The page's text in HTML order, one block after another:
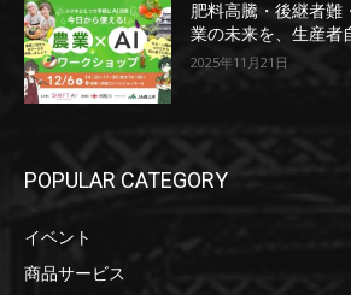
肥料高騰・後継者難
業の未来を、生産者
2025年11月21日
POPULAR CATEGORY
イベント
商品サービス